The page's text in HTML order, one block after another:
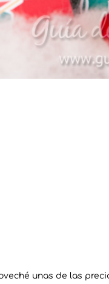
unas de las